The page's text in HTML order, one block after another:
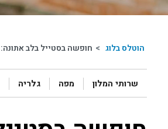
הוטלס בלוג > חופשה בסטייל בלב אתונה: Skylark של Aluma Hotels & Resorts
שרותי המלון מפה גלריה